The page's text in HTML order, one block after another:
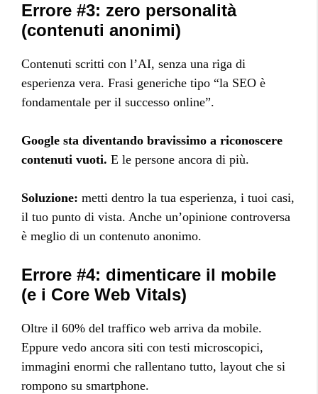
Errore #3: zero personalità
(contenuti anonimi)
Contenuti scritti con l’AI, senza una riga di
esperienza vera. Frasi generiche tipo “la SEO è
fondamentale per il successo online”.
Google sta diventando bravissimo a riconoscere
contenuti vuoti. E le persone ancora di più.
Soluzione: metti dentro la tua esperienza, i tuoi casi,
il tuo punto di vista. Anche un’opinione controversa
è meglio di un contenuto anonimo.
Errore #4: dimenticare il mobile
(e i Core Web Vitals)
Oltre il 60% del traffico web arriva da mobile.
Eppure vedo ancora siti con testi microscopici,
immagini enormi che rallentano tutto, layout che si
rompono su smartphone.